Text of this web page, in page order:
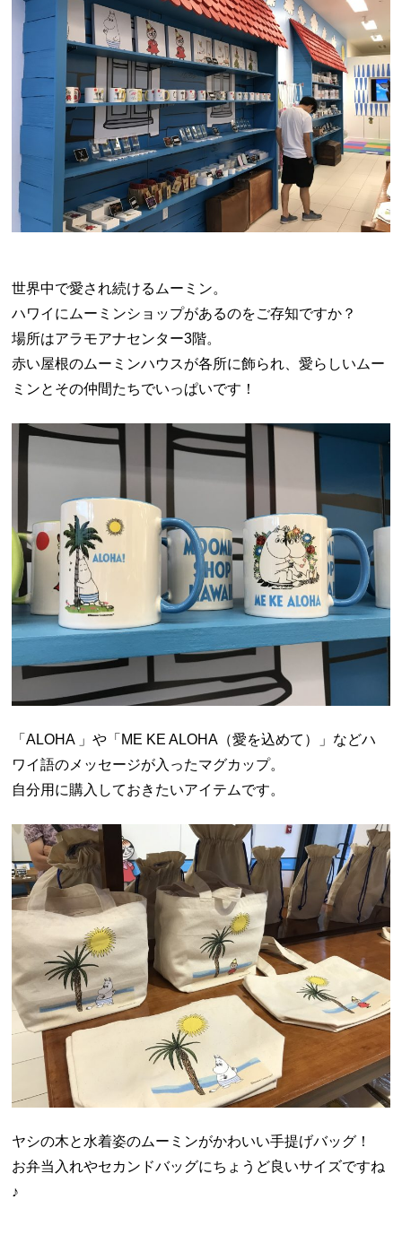
世界中で愛され続けるムーミン。
ハワイにムーミンショップがあるのをご存知ですか？
場所はアラモアナセンター3階。
赤い屋根のムーミンハウスが各所に飾られ、愛らしいムー
ミンとその仲間たちでいっぱいです！
「ALOHA 」や「ME KE ALOHA（愛を込めて）」などハ
ワイ語のメッセージが入ったマグカップ。
自分用に購入しておきたいアイテムです。
ヤシの木と水着姿のムーミンがかわいい手提げバッグ！
お弁当入れやセカンドバッグにちょうど良いサイズですね
♪